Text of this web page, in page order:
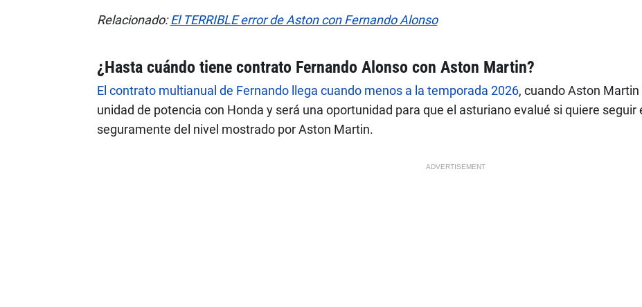
Relacionado:El TERRIBLE error de Aston con Fernando Alonso
¿Hasta cuándo tiene contrato Fernando Alonso con Aston Martin?
El contrato multianual de Fernando llega cuando menos a la temporada 2026, cuando Aston
unidad de potencia con Honda y será una oportunidad para que el asturiano evalué si quiere
seguramente del nivel mostrado por Aston Martin.
ADVERTISEMENT